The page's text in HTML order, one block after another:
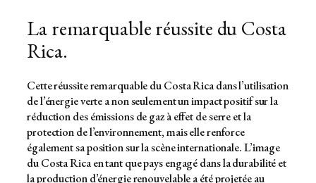
La remarquable réussite du Costa
Rica.
Cette réussite remarquable du Costa Rica dans l’utilisation
de l’énergie verte a non seulement un impact positif sur la
réduction des émissions de gaz à effet de serre et la
protection de l’environnement, mais elle renforce
également sa position sur la scène internationale. L’image
du Costa Rica en tant que pays engagé dans la durabilité et
la production d’énergie renouvelable a été projetée au